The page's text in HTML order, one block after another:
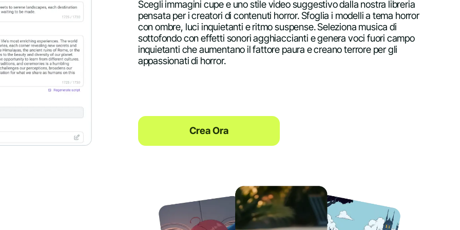
Scegli immagini cupe e uno stile video suggestivo dalla nostra libreria
pensata per i creatori di contenuti horror. Sfoglia i modelli a tema horror
con ombre, luci inquietanti e ritmo suspense. Seleziona musica di
sottofondo con effetti sonori agghiaccianti e genera voci fuori campo
inquietanti che aumentano il fattore paura e creano terrore per gli
appassionati di horror.
Crea Ora